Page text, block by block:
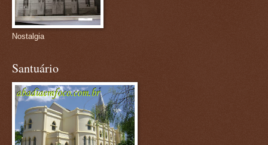
Nostalgia
Santuário